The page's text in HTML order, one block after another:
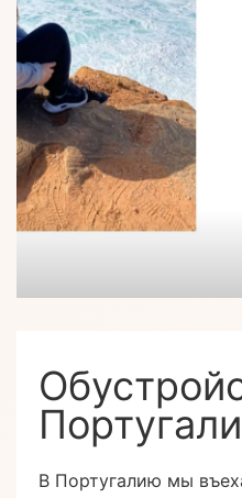
В Португалию мы